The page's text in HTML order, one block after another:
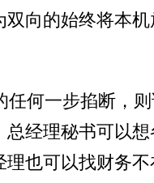
双向的始终将本
何一步掐断，
经理秘书可以
也可以找财务